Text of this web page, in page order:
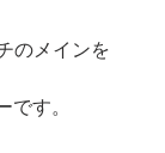
のメインを
す。